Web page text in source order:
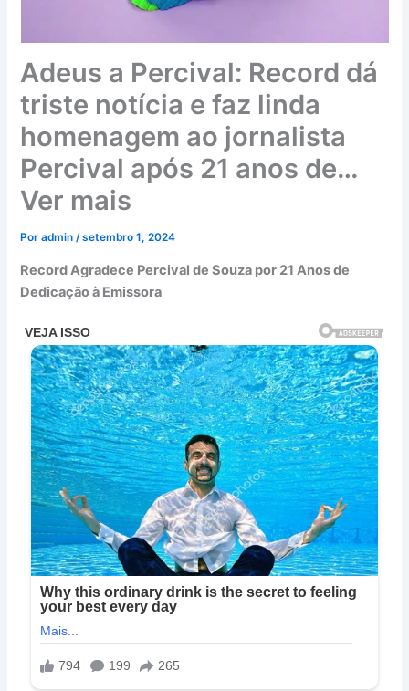
Adeus a Percival: Record dá
triste notícia e faz linda
homenagem ao jornalista
Percival após 21 anos de…
Ver mais
Poradmin/setembro 1, 2024
Record Agradece Percival de Souza por 21 Anos de
Dedicação à Emissora